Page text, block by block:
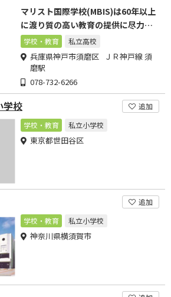
マリスト国際学校(MBIS)は60年以上
に渡り質の高い教育の提供に尽力し
てきました。
学校・教育 私立高校
兵庫県神戸市須磨区 ＪＲ神戸線 須
磨駅
078-732-6266
学校
追加
学校・教育
私立小学校
東京都世田谷区
追加
学校・教育
私立小学校
神奈川県横須賀市